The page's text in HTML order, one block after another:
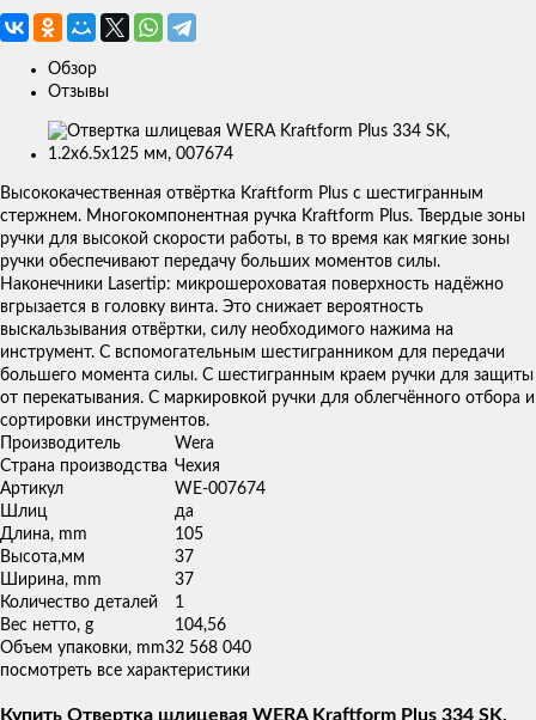
Обзор
Отзывы
Изображения
Высококачественная отвёртка Kraftform Plus с шестигранным
стержнем. Многокомпонентная ручка Kraftform Plus. Твердые зоны
ручки для высокой скорости работы, в то время как мягкие зоны
ручки обеспечивают передачу больших моментов силы.
Наконечники Lasertip: микрошероховатая поверхность надёжно
вгрызается в головку винта. Это снижает вероятность
выскальзывания отвёртки, силу необходимого нажима на
инструмент. С вспомогательным шестигранником для передачи
большего момента силы. С шестигранным краем ручки для защиты
от перекатывания. С маркировкой ручки для облегчённого отбора и
сортировки инструментов.
Производитель
Wera
Страна производства Чехия
Артикул
WE-007674
Шлиц
да
Длина, mm
105
Высота,мм
37
Ширина, mm
37
Количество деталей
1
Вес нетто, g
104,56
Объем упаковки, mm32 568 040
посмотреть все характеристики
Купить Отвертка шлицевая WERA Kraftform Plus 334 SK,